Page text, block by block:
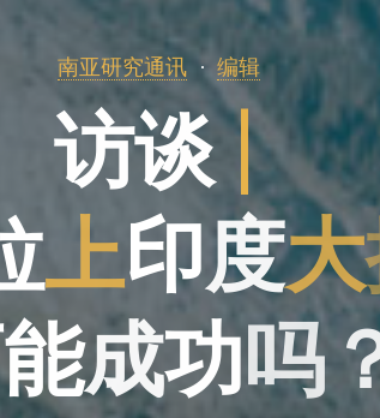
南亚研究通讯 编辑
访 访
谈|
上印度大
能成功吗